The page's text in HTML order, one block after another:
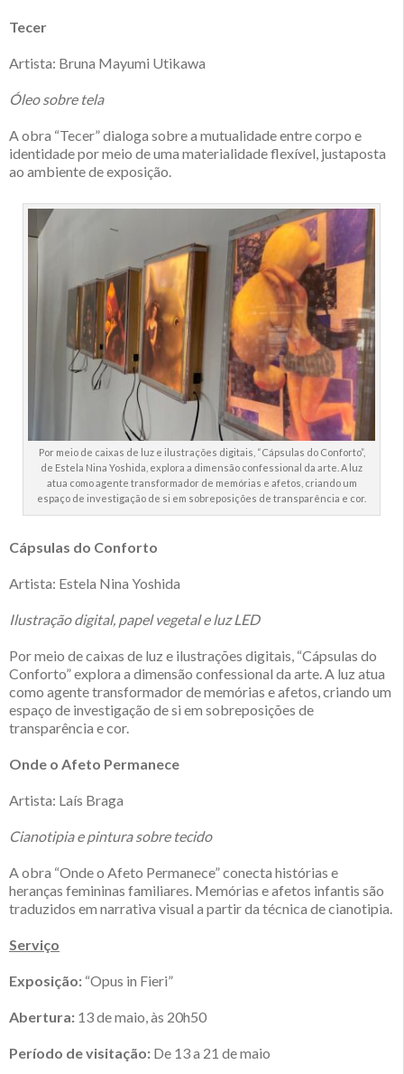
Tecer
Artista: Bruna Mayumi Utikawa
Óleo sobre tela
A obra “Tecer” dialoga sobre a mutualidade entre corpo e
identidade por meio de uma materialidade flexível, justaposta
ao ambiente de exposição.
Por meio de caixas de luz e ilustrações digitais, “Cápsulas do Conforto”,
de Estela Nina Yoshida, explora a dimensão confessional da arte. A luz
atua como agente transformador de memórias e afetos, criando um
espaço de investigação de si em sobreposições de transparência e cor.
Cápsulas do Conforto
Artista: Estela Nina Yoshida
Ilustração digital, papel vegetal e luz LED
Por meio de caixas de luz e ilustrações digitais, “Cápsulas do
Conforto” explora a dimensão confessional da arte. A luz atua
como agente transformador de memórias e afetos, criando um
espaço de investigação de si em sobreposições de
transparência e cor.
Onde o Afeto Permanece
Artista: Laís Braga
Cianotipia e pintura sobre tecido
A obra “Onde o Afeto Permanece” conecta histórias e
heranças femininas familiares. Memórias e afetos infantis são
traduzidos em narrativa visual a partir da técnica de cianotipia.
Serviço
Exposição: “Opus in Fieri”
Abertura: 13 de maio, às 20h50
Período de visitação: De 13 a 21 de maio